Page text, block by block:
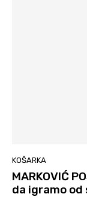
KOŠARKA
MARKOVIĆ
da igramo